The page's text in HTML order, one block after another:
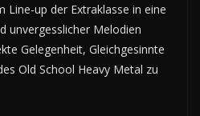
Line-up der Extraklasse in eine
unvergesslicher Melodien
Gelegenheit, Gleichgesinnte
Old School Heavy Metal zu